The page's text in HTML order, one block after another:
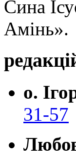
Сина
Амінь».
о.
31-57